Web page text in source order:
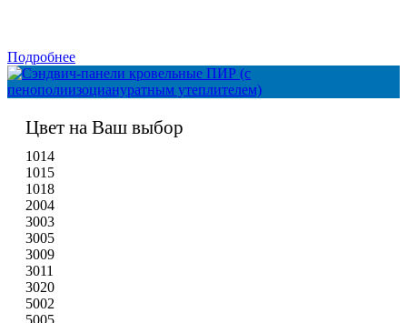
Подробнее
Цвет на Ваш выбор
1014
1015
1018
2004
3003
3005
3009
3011
3020
5002
5005